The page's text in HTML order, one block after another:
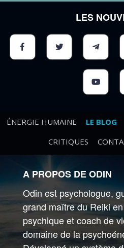
LES
ÉNERGIE HUMAINE LE BLOG
CRITIQUES
A PROPOS DE ODIN
Odin est psychologue,
grand maître du Reiki
psychique et coach de
domaine de la